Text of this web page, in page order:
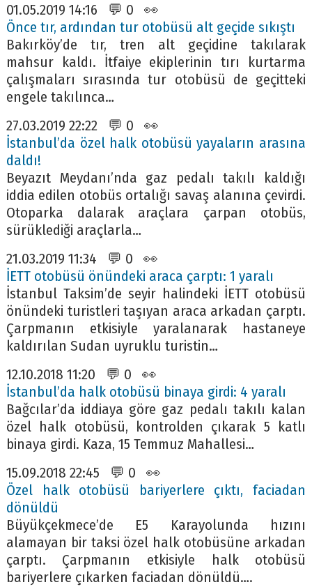
01.05.2019 14:16 💬 0 👀
Önce tır, ardından tur otobüsü alt geçide sıkıştı
Bakırköy’de tır, tren alt geçidine takılarak
mahsur kaldı. İtfaiye ekiplerinin tırı kurtarma
çalışmaları sırasında tur otobüsü de geçitteki
engele takılınca…
27.03.2019 22:22 💬 0 👀
İstanbul’da özel halk otobüsü yayaların arasına
daldı!
Beyazıt Meydanı’nda gaz pedalı takılı kaldığı
iddia edilen otobüs ortalığı savaş alanına çevirdi.
Otoparka dalarak araçlara çarpan otobüs,
sürüklediği araçlarla…
21.03.2019 11:34 💬 0 👀
İETT otobüsü önündeki araca çarptı: 1 yaralı
İstanbul Taksim’de seyir halindeki İETT otobüsü
önündeki turistleri taşıyan araca arkadan çarptı.
Çarpmanın etkisiyle yaralanarak hastaneye
kaldırılan Sudan uyruklu turistin…
12.10.2018 11:20 💬 0 👀
İstanbul’da halk otobüsü binaya girdi: 4 yaralı
Bağcılar’da iddiaya göre gaz pedalı takılı kalan
özel halk otobüsü, kontrolden çıkarak 5 katlı
binaya girdi. Kaza, 15 Temmuz Mahallesi…
15.09.2018 22:45 💬 0 👀
Özel halk otobüsü bariyerlere çıktı, faciadan
dönüldü
Büyükçekmece’de E5 Karayolunda hızını
alamayan bir taksi özel halk otobüsüne arkadan
çarptı. Çarpmanın etkisiyle halk otobüsü
bariyerlere çıkarken faciadan dönüldü….